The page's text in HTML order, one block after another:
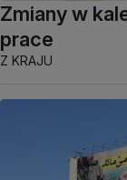
Zmiany w
prace
Z KRAJU